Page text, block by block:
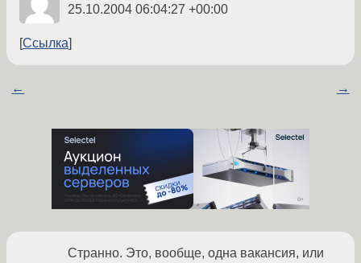
25.10.2004 06:04:27 +00:00
Ссылка
← →
Странно. Это, вообще, одна вакансия, или